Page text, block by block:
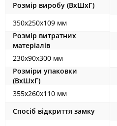
Розмір виробу (ВхШхГ)
350х250х109 мм
Розмір витратних
матеріалів
230x90x300 мм
Розміри упаковки
(ВхШхГ)
355х260х110 мм
Спосіб відкриття замку